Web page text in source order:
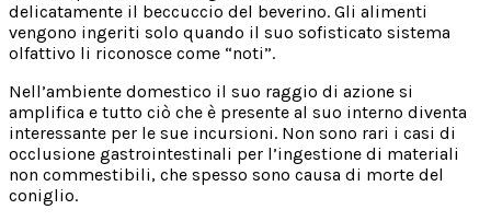
delicatamente il beccuccio del beverino. Gli alimenti
vengono ingeriti solo quando il suo sofisticato sistema
olfattivo li riconosce come “noti”.
Nell’ambiente domestico il suo raggio di azione si
amplifica e tutto ciò che è presente al suo interno diventa
interessante per le sue incursioni. Non sono rari i casi di
occlusione gastrointestinali per l’ingestione di materiali
non commestibili, che spesso sono causa di morte del
coniglio.